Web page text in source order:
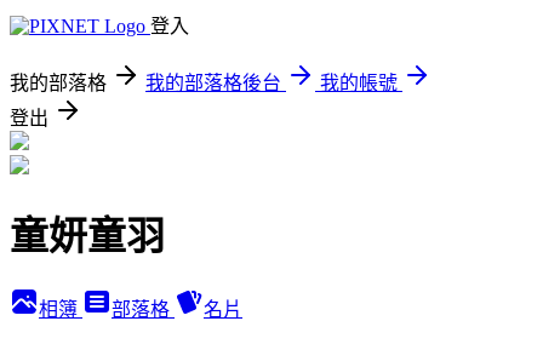
登入
我的部落格 我的部落格後台
我的帳號
登出
童妍童羽
相簿 部落格 名片